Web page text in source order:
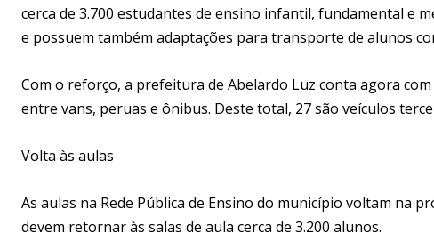
cerca de 3.700 estudantes de ensino infantil, fundamental e
e possuem também adaptações para transporte de alunos
Com o reforço, a prefeitura de Abelardo Luz conta agora
entre vans, peruas e ônibus. Deste total, 27 são veículos
Volta às aulas
As aulas na Rede Pública de Ensino do município voltam na
devem retornar às salas de aula cerca de 3.200 alunos.